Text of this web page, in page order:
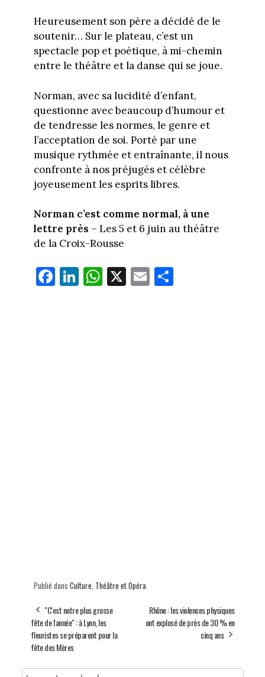
Heureusement son père a décidé de le
soutenir… Sur le plateau, c’est un
spectacle pop et poétique, à mi-chemin
entre le théâtre et la danse qui se joue.
Norman, avec sa lucidité d’enfant,
questionne avec beaucoup d’humour et
de tendresse les normes, le genre et
l’acceptation de soi. Porté par une
musique rythmée et entraînante, il nous
confronte à nos préjugés et célèbre
joyeusement les esprits libres.
Norman c’est comme normal, à une
lettre près – Les 5 et 6 juin au théâtre
de la Croix-Rousse
Fa
ce
Li
nk
W
ha
X E
m
Pa
rt
Publié dans Culture Théâtre et Opéra
"C'est notre plus grosse
fête de l'année" : à Lyon, les
fleuristes se préparent pour la
fête des Mères
Rhône : les violences physiques
ont explosé de près de 30 % en
cinq ans